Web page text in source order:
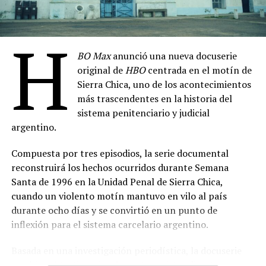
Selene Moscardi, Mosquito Sancineto, Nazareno
Laborato, Griselda Rappi, Belén Tassi, Charly Issa,
Dirección de fotografía: Davin Bog
Dirección de arte: Lucas Pérez
Montaje: Ramiro Romero
Música: Marcelo Bormida, Valenti Liendo
Producción ejecutiva: Hugo Armoa, Magui Bravi,
Manuela Viale, Pablo Yotich, Alejandro Fiore
Prensa: Kevin Melgar
Género: Drama
Peter Frederiksen: Anatomía de un Monstruo –
7 de agosto
Seattle Seahawks, Temporada 21– 8 de agosto
Casada con El Chapo: Emma Coronel Habla– 11
de agosto
La Esclava Sexual– 14 de agosto
Conan O’Brien de Visita, Temporada 3
Guerra de Bandas: Oslo– 28 de agosto
(Fuente: televison.com.ar)
Comparte esto:
H BO Maxanunció una nueva docuserie
original deHBOcentrada en el motín de
Sierra Chica, uno de los acontecimientos
más trascendentes en la historia del
sistema penitenciario y judicial
argentino.
Compuesta por tres episodios, la serie documental
reconstruirá los hechos ocurridos durante Semana
Santa de 1996 en la Unidad Penal de Sierra Chica,
cuando un violento motín mantuvo en vilo al país
durante ocho días y se convirtió en un punto de
inflexión para el sistema carcelario argentino.